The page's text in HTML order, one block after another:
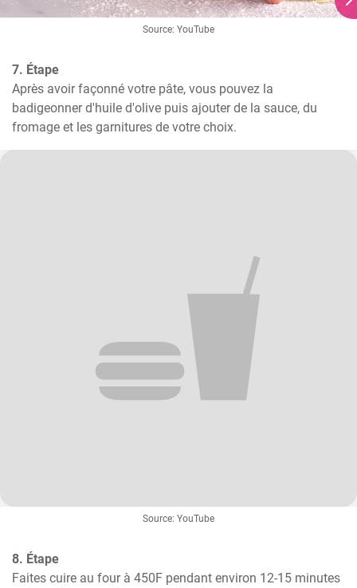
Source: YouTube
7. Étape
Après avoir façonné votre pâte, vous pouvez la
badigeonner d'huile d'olive puis ajouter de la sauce, du
fromage et les garnitures de votre choix.
Source: YouTube
8. Étape
Faites cuire au four à 450F pendant environ 12-15 minutes